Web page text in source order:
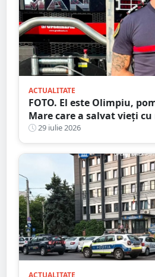
ACTUALITATE
FOTO. El este Olimpiu,
Mare care a salvat vieți
vieți29 iulie 2026